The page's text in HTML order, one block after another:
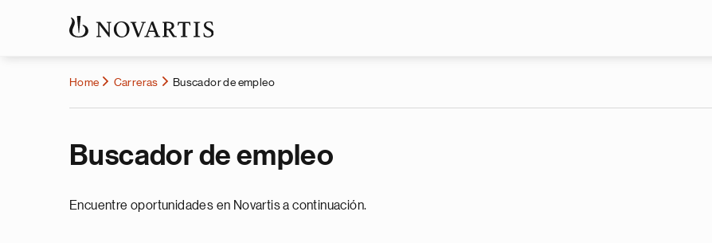
Home Carreras Buscador de empleo
Buscador de empleo
Encuentre oportunidades en Novartis a continuación.